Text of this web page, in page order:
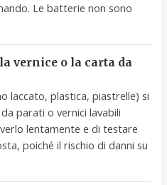
Le batterie non sono
vernice o la carta da
laccato, plastica, piastrelle) si
parati o vernici lavabili
lentamente e di testare
poiché il rischio di danni su